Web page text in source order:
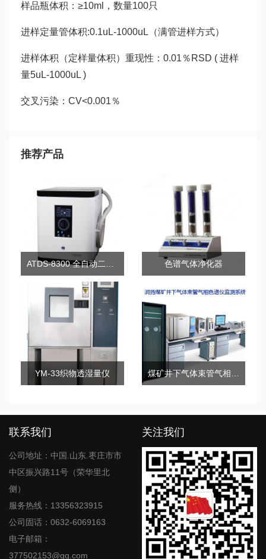
样品瓶体积：≥10ml，数量100只
进样定量管体积:0.1uL-1000uL（满管进样方式）
进样体积（定样量体积）重现性：0.01％RSD ( 进样
量5uL-1000uL )
交叉污染：CV<0.001％
推荐产品
色谱气体净化器
YM-33织物透湿量仪
联系我们
公司地址：中国.山东.枣庄市市
中区振兴路11号（荣华里北
侧）
服务热线：13356323915
公司固话：0632-6069163
电子邮箱：
377502153@qq.com
关注我们